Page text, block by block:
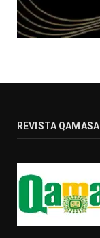
REVISTA QAMASA